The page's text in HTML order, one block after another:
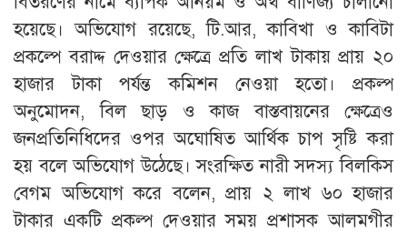
হয়েছে। অভিযোগ রয়েছে, টি.আর, কাবিখা ও কাবিটা
প্রকল্পে বরাদ্দ দেওয়ার ক্ষেত্রে প্রতি লাখ টাকায় প্রায় ২০
হাজার টাকা পর্যন্ত কমিশন নেওয়া হতো। প্রকল্প
অনুমোদন, বিল ছাড় ও কাজ বাস্তবায়নের ক্ষেত্রেও
জনপ্রতিনিধিদের ওপর অঘোষিত আর্থিক চাপ সৃষ্টি করা
হয় বলে অভিযোগ উঠেছে। সংরক্ষিত নারী সদস্য বিলকিস
বেগম অভিযোগ করে বলেন, প্রায় ২ লাখ ৬০ হাজার
টাকার একটি প্রকল্প দেওয়ার সময় প্রশাসক আলমগীর